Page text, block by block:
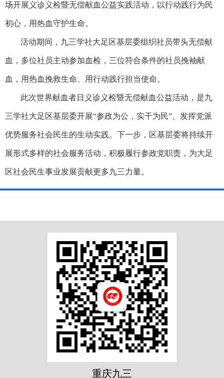
场开展义诊义检暨无偿献血公益实践活动，以行动践行为民
初心，用热血守护生命。
活动期间，九三学社大足区基层委组织社员带头无偿献
血，多位社员主动参加血检，三位符合条件的社员挽袖献
血，用热血挽救生命、用行动践行担当使命。
此次世界献血者日义诊义检暨无偿献血公益活动，是九
三学社大足区基层委开展“参政为公，实干为民”、发挥党派
优势服务社会民生的生动实践。下一步，区基层委将持续开
展形式多样的社会服务活动，积极履行参政党职责，为大足
区社会民生事业发展贡献更多九三力量。
重庆九三